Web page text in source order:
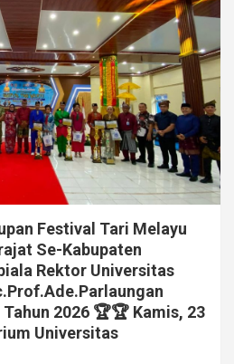
Festival Tari Melayu
Se-Kabupaten
Rektor Universitas
2026 🏆🏆 Kamis, 23
Universitas